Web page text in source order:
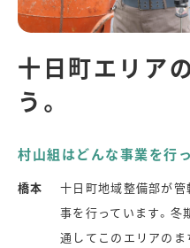
十日町エリア
う。
村山組はどんな事業を行
橋本
十日町地域整備部が
事を行っています。冬
通してこのエリアのま